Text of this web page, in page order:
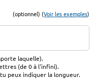
(optionnel) (Voir les exemples)
laquelle).
(de 0 à l'infini).
tu peux indiquer la longueur.